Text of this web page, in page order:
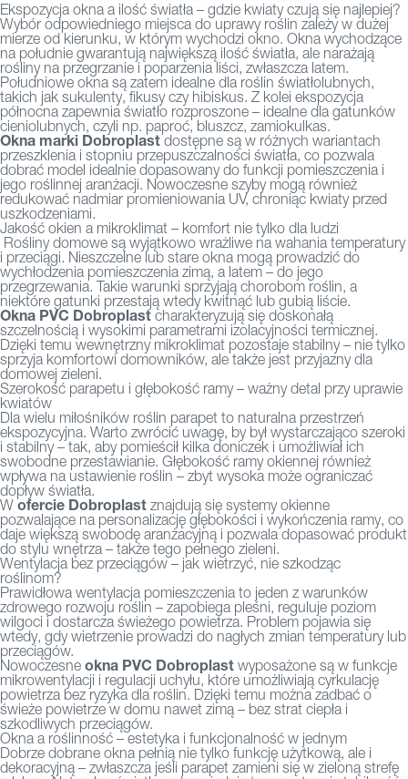
Ekspozycja okna a ilość światła – gdzie kwiaty czują się najlepiej?
Wybór odpowiedniego miejsca do uprawy roślin zależy w dużej
mierze od kierunku, w którym wychodzi okno. Okna wychodzące
na południe gwarantują największą ilość światła, ale narażają
rośliny na przegrzanie i poparzenia liści, zwłaszcza latem.
Południowe okna są zatem idealne dla roślin światłolubnych,
takich jak sukulenty, fikusy czy hibiskus. Z kolei ekspozycja
północna zapewnia światło rozproszone – idealne dla gatunków
cieniolubnych, czyli np. paproć, bluszcz, zamiokulkas.
Okna marki Dobroplastdostępne są w różnych wariantach
przeszklenia i stopniu przepuszczalności światła, co pozwala
dobrać model idealnie dopasowany do funkcji pomieszczenia i
jego roślinnej aranżacji. Nowoczesne szyby mogą również
redukować nadmiar promieniowania UV, chroniąc kwiaty przed
uszkodzeniami.
Jakość okien a mikroklimat – komfort nie tylko dla ludzi
Rośliny domowe są wyjątkowo wrażliwe na wahania temperatury
i przeciągi. Nieszczelne lub stare okna mogą prowadzić do
wychłodzenia pomieszczenia zimą, a latem – do jego
przegrzewania. Takie warunki sprzyjają chorobom roślin, a
niektóre gatunki przestają wtedy kwitnąć lub gubią liście.
Okna PVC Dobroplast charakteryzują się doskonałą
szczelnością i wysokimi parametrami izolacyjności termicznej.
Dzięki temu wewnętrzny mikroklimat pozostaje stabilny – nie tylko
sprzyja komfortowi domowników, ale także jest przyjazny dla
domowej zieleni.
Szerokość parapetu i głębokość ramy – ważny detal przy uprawie
kwiatów
Dla wielu miłośników roślin parapet to naturalna przestrzeń
ekspozycyjna. Warto zwrócić uwagę, by był wystarczająco szeroki
i stabilny – tak, aby pomieścił kilka doniczek i umożliwiał ich
swobodne przestawianie. Głębokość ramy okiennej również
wpływa na ustawienie roślin – zbyt wysoka może ograniczać
dopływ światła.
W ofercie Dobroplast znajdują się systemy okienne
pozwalające na personalizację głębokości i wykończenia ramy, co
daje większą swobodę aranżacyjną i pozwala dopasować produkt
do stylu wnętrza – także tego pełnego zieleni.
Wentylacja bez przeciągów – jak wietrzyć, nie szkodząc
roślinom?
Prawidłowa wentylacja pomieszczenia to jeden z warunków
zdrowego rozwoju roślin – zapobiega pleśni, reguluje poziom
wilgoci i dostarcza świeżego powietrza. Problem pojawia się
wtedy, gdy wietrzenie prowadzi do nagłych zmian temperatury lub
przeciągów.
Nowoczesne okna PVC Dobroplast wyposażone są w funkcje
mikrowentylacji i regulacji uchyłu, które umożliwiają cyrkulację
powietrza bez ryzyka dla roślin. Dzięki temu można zadbać o
świeże powietrze w domu nawet zimą – bez strat ciepła i
szkodliwych przeciągów.
Okna a roślinność – estetyka i funkcjonalność w jednym
Dobrze dobrane okna pełnią nie tylko funkcję użytkową, ale i
dekoracyjną – zwłaszcza jeśli parapet zamieni się w zieloną strefę